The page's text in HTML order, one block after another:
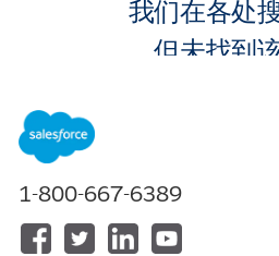
我们在各处
，但未找到
1-800-667-6389